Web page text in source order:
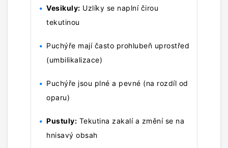
Vesikuly: Uzlíky se naplní čirou
tekutinou
Puchýře mají často prohlubeň uprostřed
(umbilikalizace)
Puchýře jsou plné a pevné (na rozdíl od
oparu)
Pustuly: Tekutina zakalí a změní se na
hnisavý obsah